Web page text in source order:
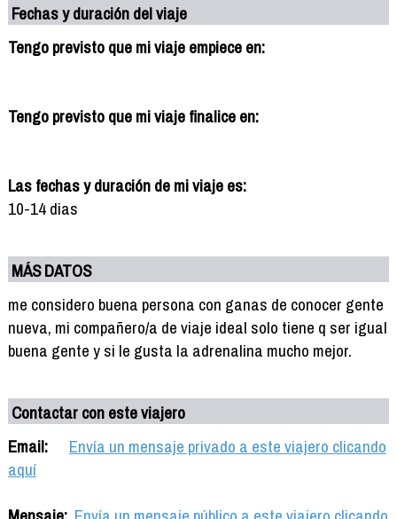
Fechas y duración del viaje
Tengo previsto que mi viaje empiece en:
Tengo previsto que mi viaje finalice en:
Las fechas y duración de mi viaje es:
10-14 dias
MÁS DATOS
me considero buena persona con ganas de conocer gente
nueva, mi compañero/a de viaje ideal solo tiene q ser igual
buena gente y si le gusta la adrenalina mucho mejor.
Contactar con este viajero
Email:
Envía un mensaje privado a este viajero clicando
aquí